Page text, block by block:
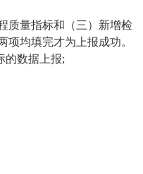
质量指标和（三）新增检
均填完才为上报成功。
的数据上报;